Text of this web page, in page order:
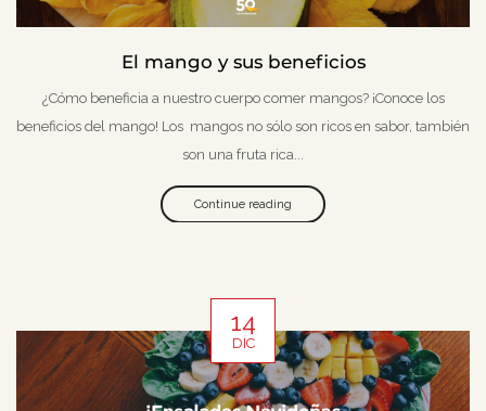
El mango y sus beneficios
¿Cómo beneficia a nuestro cuerpo comer mangos? ¡Conoce los
beneficios del mango! Los mangos no sólo son ricos en sabor, también
son una fruta rica...
Continue reading
14
DIC